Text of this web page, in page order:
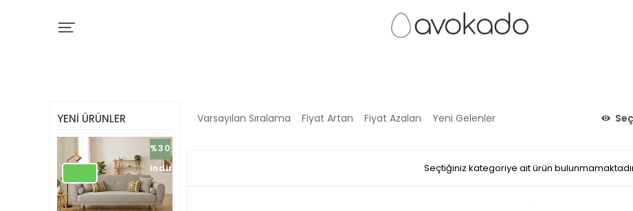
YENI ÜRÜNLER
%30
indirimli
Varsayılan Sıralama Fiyat Artan Fiyat Azalan Yeni Gelenler
Seçtiğiniz kategoriye ait ürün